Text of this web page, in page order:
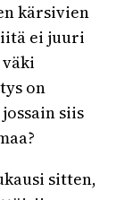
kärsivien
ei juuri
on
siis
sitten,